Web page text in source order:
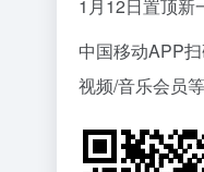
1月12日置顶新
中国移动APP
视频/音乐会员